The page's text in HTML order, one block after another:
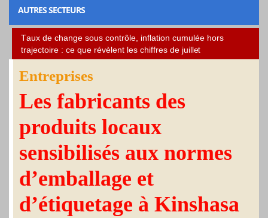
AUTRES SECTEURS
Entreprises
Les fabricants des
produits locaux
sensibilisés aux normes
d’emballage et
d’étiquetage à Kinshasa